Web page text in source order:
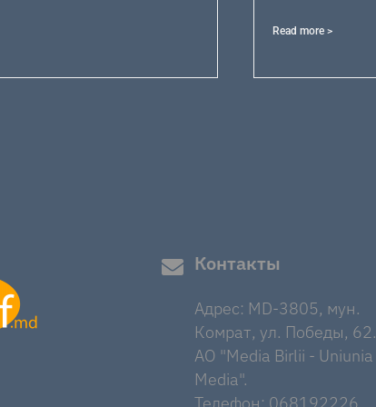
Read more >
Контакты
Адрес: MD-3805, мун.
Комрат, ул. Победы, 62.
AO "Media Birlii - Uniunia
Media".